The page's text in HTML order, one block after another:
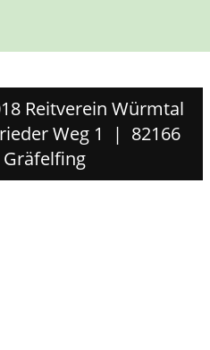
Reitverein Würmtal
Weg 1 | 82166
Gräfelfing